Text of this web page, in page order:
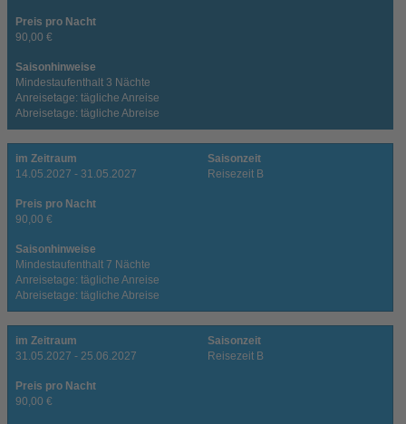
Preis pro Nacht
90,00 €
Saisonhinweise
Mindestaufenthalt 3 Nächte
Anreisetage: tägliche Anreise
Abreisetage: tägliche Abreise
im Zeitraum
14.05.2027 - 31.05.2027
Saisonzeit
Reisezeit B
Preis pro Nacht
90,00 €
Saisonhinweise
Mindestaufenthalt 7 Nächte
Anreisetage: tägliche Anreise
Abreisetage: tägliche Abreise
im Zeitraum
31.05.2027 - 25.06.2027
Saisonzeit
Reisezeit B
Preis pro Nacht
90,00 €